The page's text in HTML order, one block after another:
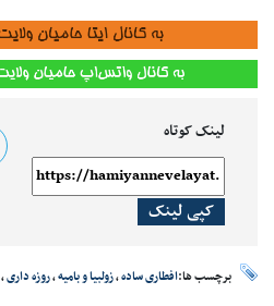
لینک کوتاه
کپی لینک
برچسب ها:افطاری ساده،زولبیا و بامیه،روزه داری،